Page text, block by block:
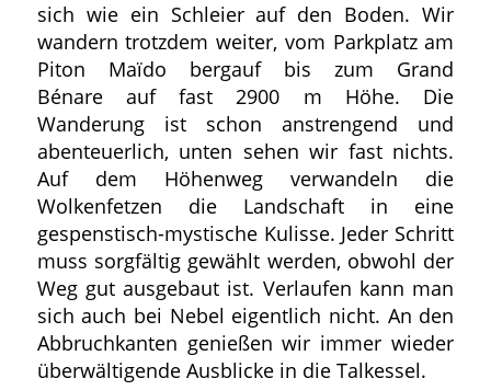
sich wie ein Schleier auf den Boden. Wir
wandern trotzdem weiter, vom Parkplatz am
Piton Maïdo bergauf bis zum Grand
Bénare auf fast 2900 m Höhe. Die
Wanderung ist schon anstrengend und
abenteuerlich, unten sehen wir fast nichts.
Auf dem Höhenweg verwandeln die
Wolkenfetzen die Landschaft in eine
gespenstisch-mystische Kulisse. Jeder Schritt
muss sorgfältig gewählt werden, obwohl der
Weg gut ausgebaut ist. Verlaufen kann man
sich auch bei Nebel eigentlich nicht. An den
Abbruchkanten genießen wir immer wieder
überwältigende Ausblicke in die Talkessel.